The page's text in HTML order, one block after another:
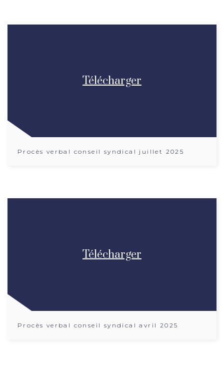
Télécharger
Procès verbal conseil syndical juillet 2025
Télécharger
Procès verbal conseil syndical avril 2025